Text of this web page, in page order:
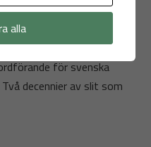
tillsammans med
Shootfightingförbundet
vad vi idag kallar B-klass)
för svenska
decennier av slit som
alla